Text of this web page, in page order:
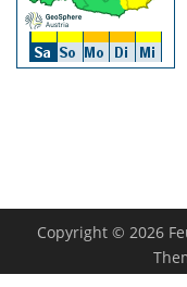
Copyright © 2026